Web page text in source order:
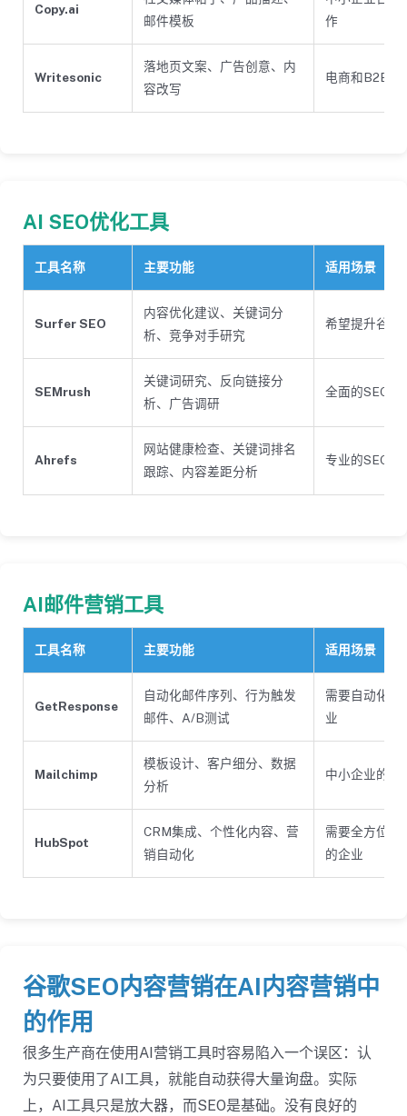
Copy.ai
邮件模板
作
Writesonic
落地页文案、广告创意、内
容改写
电商和B2B企
AI SEO优化工具
工具名称 主要功能 适用场景
Surfer SEO
内容优化建议、关键词分
析、竞争对手研究
希望提升谷歌
SEMrush
关键词研究、反向链接分
析、广告调研
全面的SEO和
Ahrefs
网站健康检查、关键词排名
跟踪、内容差距分析
专业的SEO团
AI邮件营销工具
工具名称 主要功能 适用场景
GetResponse
自动化邮件序列、行为触发
邮件、A/B测试
需要自动化邮
业
Mailchimp
模板设计、客户细分、数据
分析
中小企业的邮
HubSpot
CRM集成、个性化内容、营
销自动化
需要全方位营
的企业
谷歌SEO内容营销在AI内容营销中
的作用
很多生产商在使用AI营销工具时容易陷入一个误区：认
为只要使用了AI工具，就能自动获得大量询盘。实际
上，AI工具只是放大器，而SEO是基础。没有良好的